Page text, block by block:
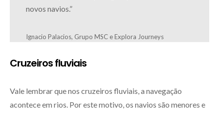
novos navios.”
Ignacio Palacios, Grupo MSC e Explora Journeys
Cruzeiros fluviais
Vale lembrar que nos cruzeiros fluviais, a navegação
acontece em rios. Por este motivo, os navios são menores e